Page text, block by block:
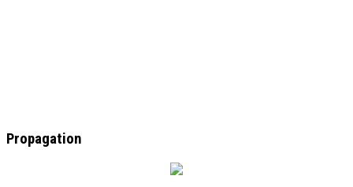
Propagation